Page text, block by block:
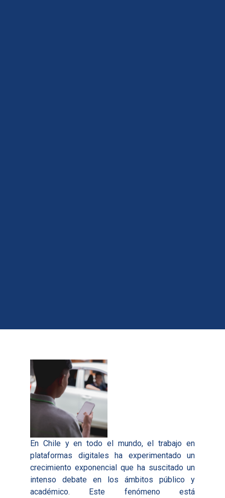
En Chile y en todo el mundo, el trabajo en
plataformas digitales ha experimentado un
crecimiento exponencial que ha suscitado un
intenso debate en los ámbitos público y
académico. Este fenómeno está